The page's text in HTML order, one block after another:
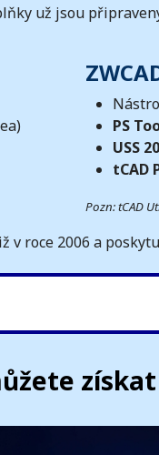
už jsou
PS
USS
tCAD
Pozn: tCAD
v roce 2006 a